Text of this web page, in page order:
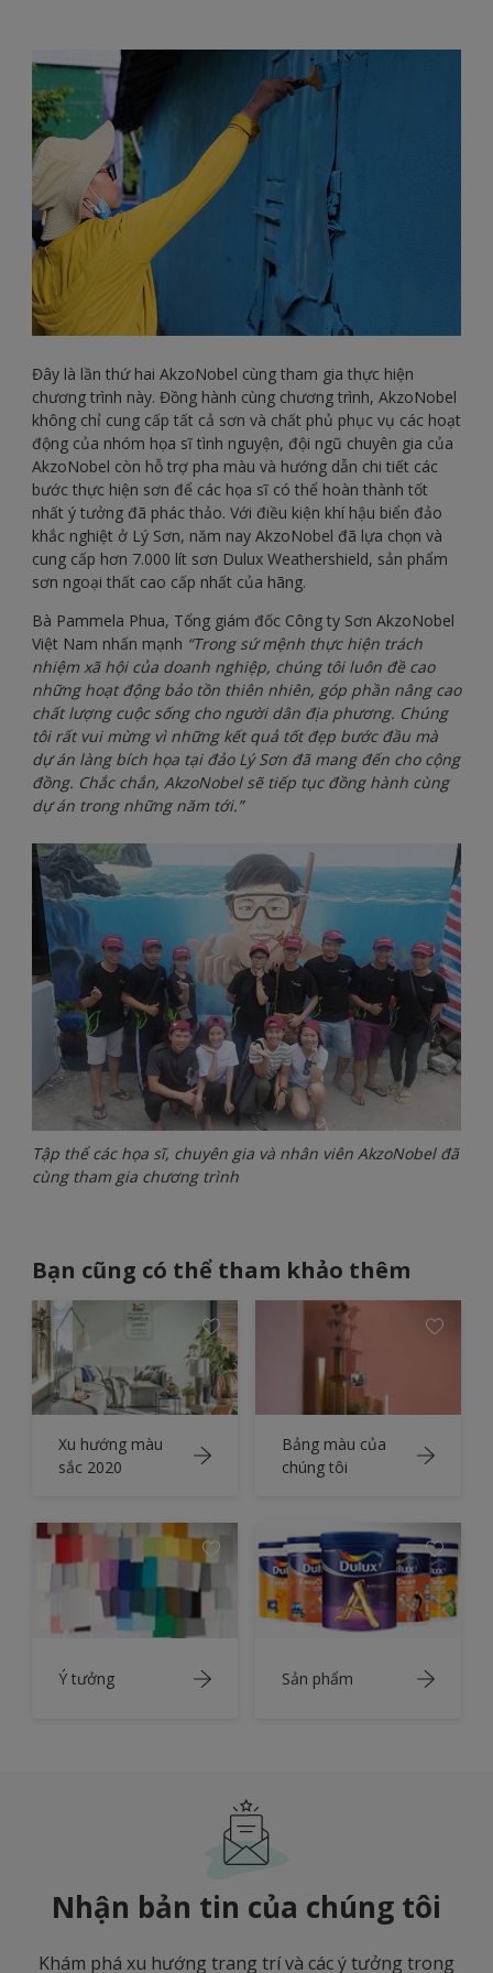
Đây là lần thứ hai AkzoNobel cùng tham gia thực hiện
chương trình này. Đồng hành cùng chương trình, AkzoNobel
không chỉ cung cấp tất cả sơn và chất phủ phục vụ các hoạt
động của nhóm họa sĩ tình nguyện, đội ngũ chuyên gia của
AkzoNobel còn hỗ trợ pha màu và hướng dẫn chi tiết các
bước thực hiện sơn để các họa sĩ có thể hoàn thành tốt
nhất ý tưởng đã phác thảo. Với điều kiện khí hậu biển đảo
khắc nghiệt ở Lý Sơn, năm nay AkzoNobel đã lựa chọn và
cung cấp hơn 7.000 lít sơn Dulux Weathershield, sản phẩm
sơn ngoại thất cao cấp nhất của hãng.
Bà Pammela Phua, Tổng giám đốc Công ty Sơn AkzoNobel
Việt Nam nhấn mạnh “Trong sứ mệnh thực hiện trách
nhiệm xã hội của doanh nghiệp, chúng tôi luôn đề cao
những hoạt động bảo tồn thiên nhiên, góp phần nâng cao
chất lượng cuộc sống cho người dân địa phương. Chúng
tôi rất vui mừng vì những kết quả tốt đẹp bước đầu mà
dự án làng bích họa tại đảo Lý Sơn đã mang đến cho cộng
đồng. Chắc chắn, AkzoNobel sẽ tiếp tục đồng hành cùng
dự án trong những năm tới.”
Tập thể các họa sĩ, chuyên gia và nhân viên AkzoNobel đã
cùng tham gia chương trình
Bạn cũng có thể tham khảo thêm
Xu hướng màu
sắc 2020
Bảng màu của
chúng tôi
Ý tưởng Sản phẩm
Nhận bản tin của chúng tôi
Khám phá xu hướng trang trí và các ý tưởng trong